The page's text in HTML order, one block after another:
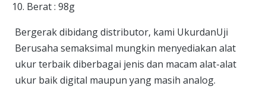
Berat : 98g
Bergerak dibidang distributor, kami UkurdanUji
Berusaha semaksimal mungkin menyediakan alat
ukur terbaik diberbagai jenis dan macam alat-alat
ukur baik digital maupun yang masih analog.